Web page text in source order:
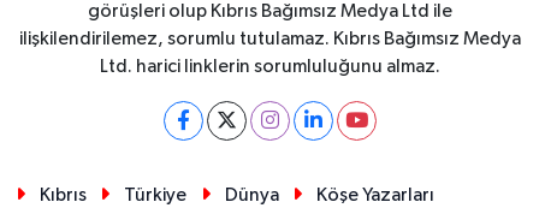
görüşleri olup Kıbrıs Bağımsız Medya Ltd ile
ilişkilendirilemez, sorumlu tutulamaz. Kıbrıs Bağımsız Medya
Ltd. harici linklerin sorumluluğunu almaz.
Kıbrıs Türkiye Dünya Köşe Yazarları